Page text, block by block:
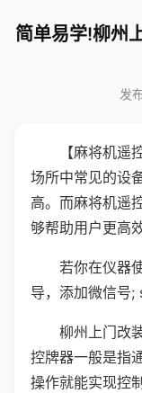
简单易学!柳州
发
【麻将机
场所中常见的设
高。而麻将机遥
够帮助用户更高
若你在仪器
导，添加微信号;
柳州上门改
控牌器一般是指
操作就能实现控